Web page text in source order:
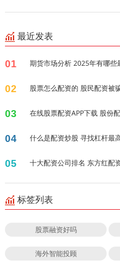
最近发表
01 期货市场分析 2025年有哪些
02 股票怎么配资的 股民配资被
03 在线股票配资APP下载 股份
04 什么是配资炒股 寻找杠杆最
05 十大配资公司排名 东方红配
标签列表
股票融资好吗
海外智能投顾